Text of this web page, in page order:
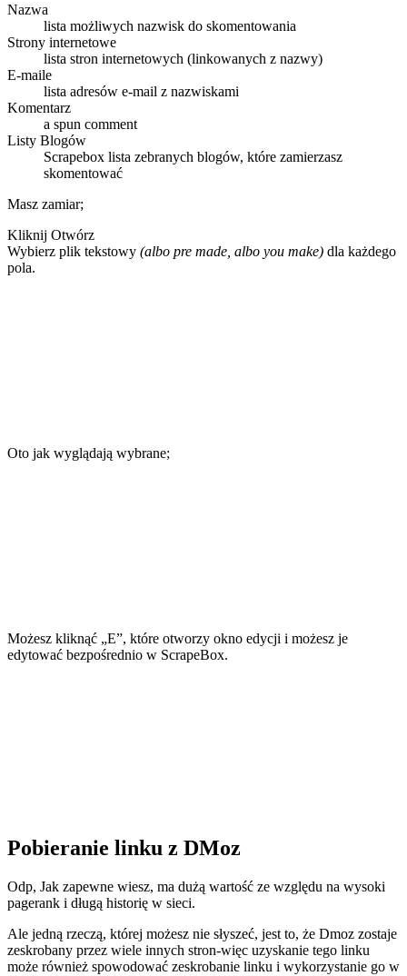
Nazwa
lista możliwych nazwisk do skomentowania
Strony internetowe
lista stron internetowych (linkowanych z nazwy)
E-maile
lista adresów e-mail z nazwiskami
Komentarz
a spun comment
Listy Blogów
Scrapebox lista zebranych blogów, które zamierzasz
skomentować
Masz zamiar;
Kliknij Otwórz
Wybierz plik tekstowy (albo pre made, albo you make) dla każdego
pola.
Oto jak wyglądają wybrane;
Możesz kliknąć „E”, które otworzy okno edycji i możesz je
edytować bezpośrednio w ScrapeBox.
Pobieranie linku z DMoz
Odp, Jak zapewne wiesz, ma dużą wartość ze względu na wysoki
pagerank i długą historię w sieci.
Ale jedną rzeczą, której możesz nie słyszeć, jest to, że Dmoz zostaje
zeskrobany przez wiele innych stron-więc uzyskanie tego linku
może również spowodować zeskrobanie linku i wykorzystanie go w